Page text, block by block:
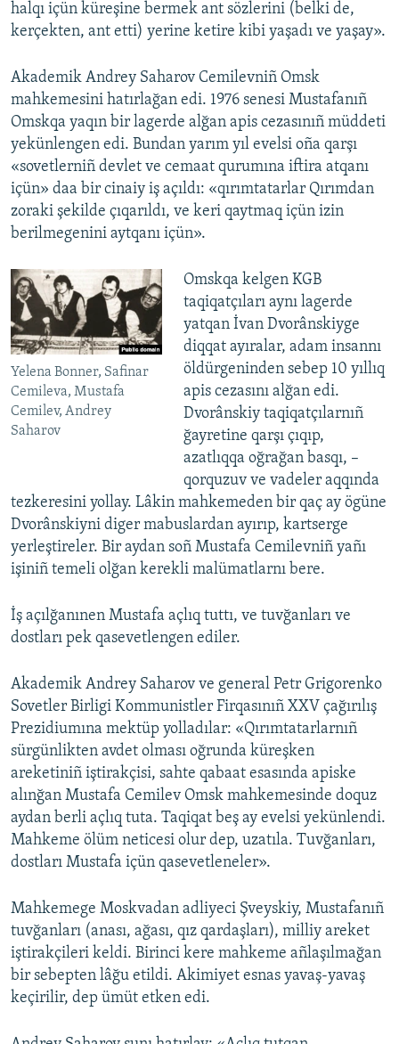
halqı içün küreşine bermek ant sözlerini (belki de,
kerçekten, ant etti) yerine ketire kibi yaşadı ve yaşay».
Akademik Andrey Saharov Cemilevniñ Omsk
mahkemesini hatırlağan edi. 1976 senesi Mustafanıñ
Omskqa yaqın bir lagerde alğan apis cezasınıñ müddeti
yekünlengen edi. Bundan yarım yıl evelsi oña qarşı
«sovetlerniñ devlet ve cemaat qurumına iftira atqanı
içün» daa bir cinaiy iş açıldı: «qırımtatarlar Qırımdan
zoraki şekilde çıqarıldı, ve keri qaytmaq içün izin
berilmegenini aytqanı içün».
Yelena Bonner, Safinar
Cemileva, Mustafa
Cemilev, Andrey
Saharov
Omskqa kelgen KGB
taqiqatçıları aynı lagerde
yatqan İvan Dvorânskiyge
diqqat ayıralar, adam insannı
öldürgeninden sebep 10 yıllıq
apis cezasını alğan edi.
Dvorânskiy taqiqatçılarnıñ
ğayretine qarşı çıqıp,
azatlıqqa oğrağan basqı, –
qorquzuv ve vadeler aqqında
tezkeresini yollay. Lâkin mahkemeden bir qaç ay ögüne
Dvorânskiyni diger mabuslardan ayırıp, kartserge
yerleştireler. Bir aydan soñ Mustafa Cemilevniñ yañı
işiniñ temeli olğan kerekli malümatlarnı bere.
İş açılğanınen Mustafa açlıq tuttı, ve tuvğanları ve
dostları pek qasevetlengen ediler.
Akademik Andrey Saharov ve general Petr Grigorenko
Sovetler Birligi Kommunistler Firqasınıñ XXV çağırılış
Prezidiumına mektüp yolladılar: «Qırımtatarlarnıñ
sürgünlikten avdet olması oğrunda küreşken
areketiniñ iştirakçisi, sahte qabaat esasında apiske
alınğan Mustafa Cemilev Omsk mahkemesinde doquz
aydan berli açlıq tuta. Taqiqat beş ay evelsi yekünlendi.
Mahkeme ölüm neticesi olur dep, uzatıla. Tuvğanları,
dostları Mustafa içün qasevetleneler».
Mahkemege Moskvadan adliyeci Şveyskiy, Mustafanıñ
tuvğanları (anası, ağası, qız qardaşları), milliy areket
iştirakçileri keldi. Birinci kere mahkeme añlaşılmağan
bir sebepten lâğu etildi. Akimiyet esnas yavaş-yavaş
keçirilir, dep ümüt etken edi.